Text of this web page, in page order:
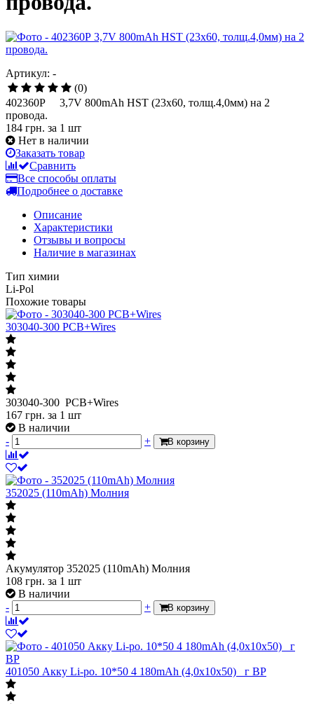
Артикул: -
(0)
402360Р 3,7V 800mAh HST (23x60, толщ.4,0мм) на 2
провода.
184 грн. за 1 шт
Нет в наличии
Заказать товар
Сравнить
Все способы оплаты
Подробнее о доставке
Описание
Характеристики
Отзывы и вопросы
Наличие в магазинах
Тип химии
Li-Pol
Похожие товары
303040-300 PCB+Wires
303040-300 PCB+Wires
167 грн. за 1 шт
В наличии
-
+ В корзину
352025 (110mAh) Молния
Акумулятор 352025 (110mAh) Молния
108 грн. за 1 шт
В наличии
-
+ В корзину
401050 Акку Li-po. 10*50 4 180mAh (4,0x10x50) _г BP